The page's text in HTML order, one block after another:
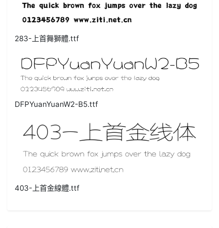
283-上首舞獅體.ttf
DFPYuanYuanW2-B5.ttf
403-上首金線體.ttf